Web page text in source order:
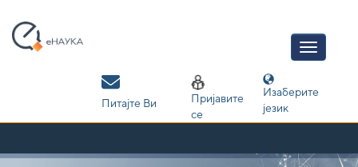
navigation
Питајте Ви
Пријавите
се
Изаберите
језик